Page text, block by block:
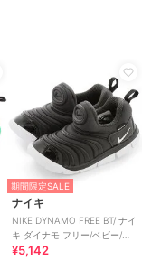
期間限定SALE
ナイキ
NIKE DYNAMO FREE BT/ ナイ
キ ダイナモ フリー/ベビー/ス
リッポン
¥5,142